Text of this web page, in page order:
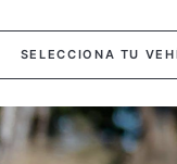
SELECCIONA TU